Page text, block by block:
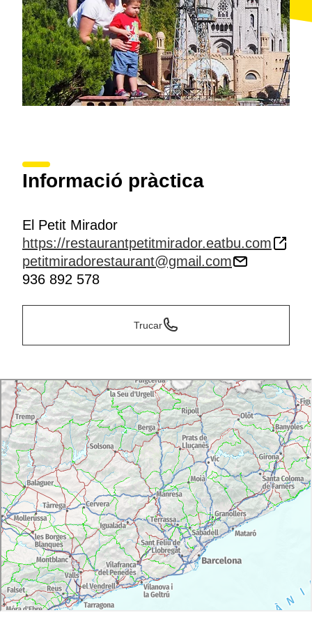
Informació pràctica
El Petit Mirador
https://restaurantpetitmirador.eatbu.com
petitmiradorestaurant@gmail.com
936 892 578
Trucar